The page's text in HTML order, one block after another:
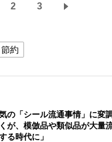
2 3
節約
の「シール流通事情」に
が、模倣品や類似品が大
る時代に」